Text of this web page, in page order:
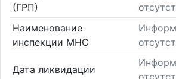
(ГРП)
Наименование
инспекции МНС
Дата ликвидации